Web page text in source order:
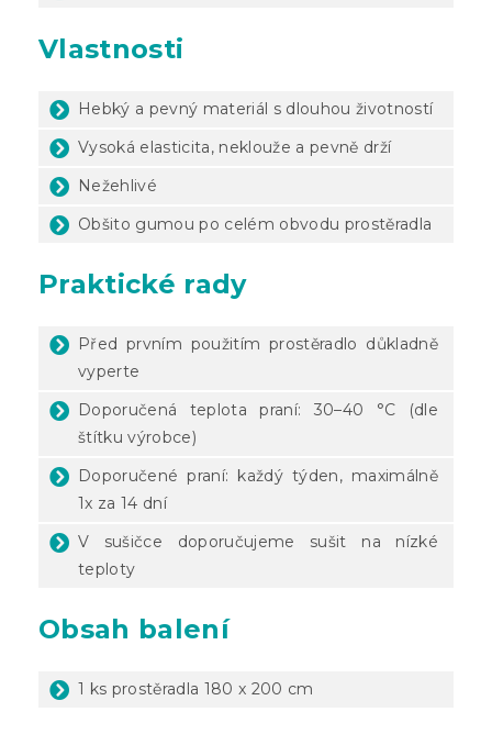
Vlastnosti
Hebký a pevný materiál s dlouhou životností
Vysoká elasticita, neklouže a pevně drží
Nežehlivé
Obšito gumou po celém obvodu prostěradla
Praktické rady
Před prvním použitím prostěradlo důkladně
vyperte
Doporučená teplota praní: 30–40 °C (dle
štítku výrobce)
Doporučené praní: každý týden, maximálně
1x za 14 dní
V sušičce doporučujeme sušit na nízké
teploty
Obsah balení
1 ks prostěradla 180 x 200 cm